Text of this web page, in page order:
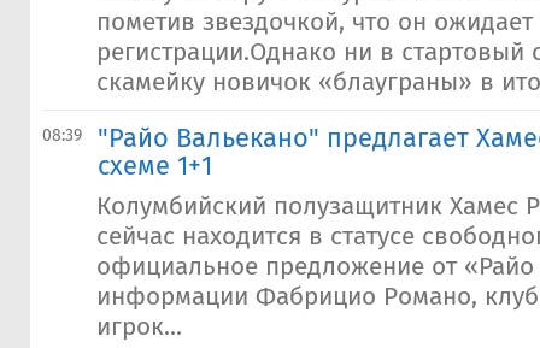
пометив звездочкой, что он ожидает
регистрации.Однако ни в стартовый
скамейку новичок «блауграны» в
08:39
"Райо Вальекано" предлагает
схеме 1+1
Колумбийский полузащитник Хамес
сейчас находится в статусе
официальное предложение от
информации Фабрицио Романо, клуб
игрок...